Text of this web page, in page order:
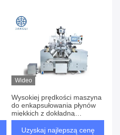
Wideo
Wysokiej prędkości maszyna
do enkapsułowania płynów
miękkich z dokładną
objętością napełniania
kapsułek
Uzyskaj najlepszą cenę